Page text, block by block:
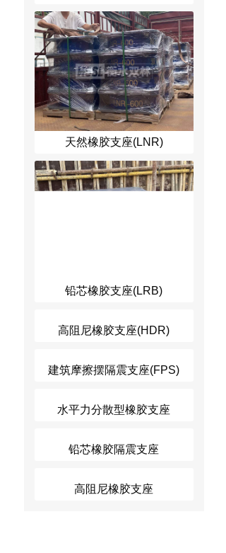
天然橡胶支座(LNR)
铅芯橡胶支座(LRB)
高阻尼橡胶支座(HDR)
建筑摩擦摆隔震支座(FPS)
水平力分散型橡胶支座
铅芯橡胶隔震支座
高阻尼橡胶支座